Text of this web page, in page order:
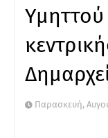
Παρασκευή,